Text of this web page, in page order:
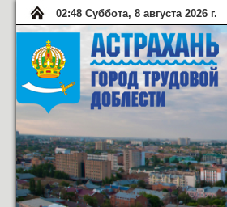
02:48 Суббота, 8 августа 2026 г.